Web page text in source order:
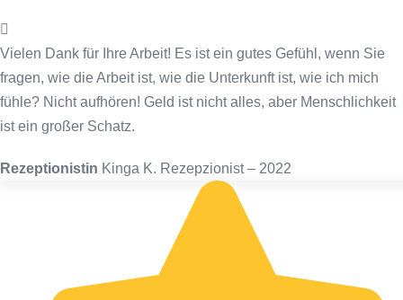
Vielen Dank für Ihre Arbeit! Es ist ein gutes Gefühl, wenn Sie
fragen, wie die Arbeit ist, wie die Unterkunft ist, wie ich mich
fühle? Nicht aufhören! Geld ist nicht alles, aber Menschlichkeit
ist ein großer Schatz.
Rezeptionistin Kinga K. Rezepzionist – 2022